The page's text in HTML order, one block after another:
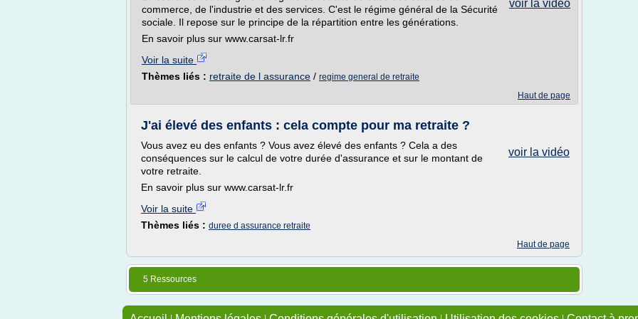
voir la vidéo
commerce, de l'industrie et des services. C'est le régime général de la Sécurité
sociale. Il repose sur le principe de la répartition entre les générations.
En savoir plus sur www.carsat-lr.fr
Voir la suite
Thèmes liés : retraite de l assurance / regime general de retraite
Haut de page
J'ai élevé des enfants : cela compte pour ma retraite ?
voir la vidéo
Vous avez eu des enfants ? Vous avez élevé des enfants ? Cela a des
conséquences sur le calcul de votre durée d'assurance et sur le montant de
votre retraite.
En savoir plus sur www.carsat-lr.fr
Voir la suite
Thèmes liés : duree d assurance retraite
Haut de page
5 Ressources